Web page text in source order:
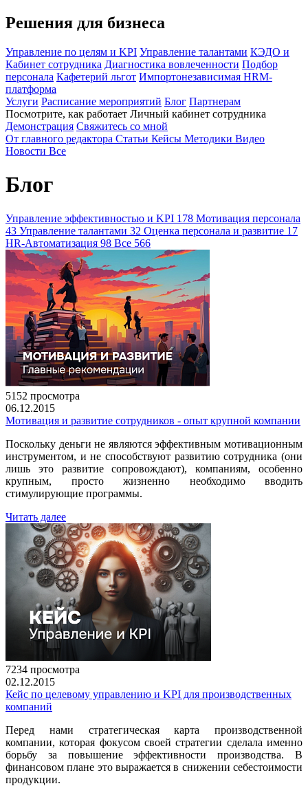
Решения для бизнеса
Управление по целям и KPI Управление талантами КЭДО и
Кабинет сотрудника Диагностика вовлеченности Подбор
персонала Кафетерий льгот Импортонезависимая HRM-
платформа
Услуги Расписание мероприятий Блог Партнерам
Посмотрите, как работает Личный кабинет сотрудника
Демонстрация Свяжитесь со мной
От главного редактора Статьи Кейсы Методики Видео
Новости Все
Блог
Управление эффективностью и KPI 178 Мотивация персонала
43 Управление талантами 32 Оценка персонала и развитие 17
HR-Автоматизация 98 Все 566
5152 просмотра
06.12.2015
Мотивация и развитие сотрудников - опыт крупной компании
Поскольку деньги не являются эффективным мотивационным
инструментом, и не способствуют развитию сотрудника (они
лишь это развитие сопровождают), компаниям, особенно
крупным, просто жизненно необходимо вводить
стимулирующие программы.
Читать далее
7234 просмотра
02.12.2015
Кейс по целевому управлению и KPI для производственных
компаний
Перед нами стратегическая карта производственной
компании, которая фокусом своей стратегии сделала именно
борьбу за повышение эффективности производства. В
финансовом плане это выражается в снижении себестоимости
продукции.